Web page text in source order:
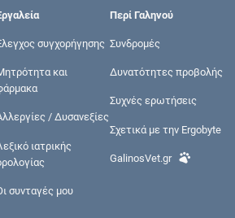
συγχορήγησης
και
/ Δυσανεξίες
ιατρικής
συνταγές μου
Περί Γαληνού
Συνδρομές
Δυνατότητες προβολής
Συχνές ερωτήσεις
Σχετικά με την Ergobyte
GalinosVet.gr